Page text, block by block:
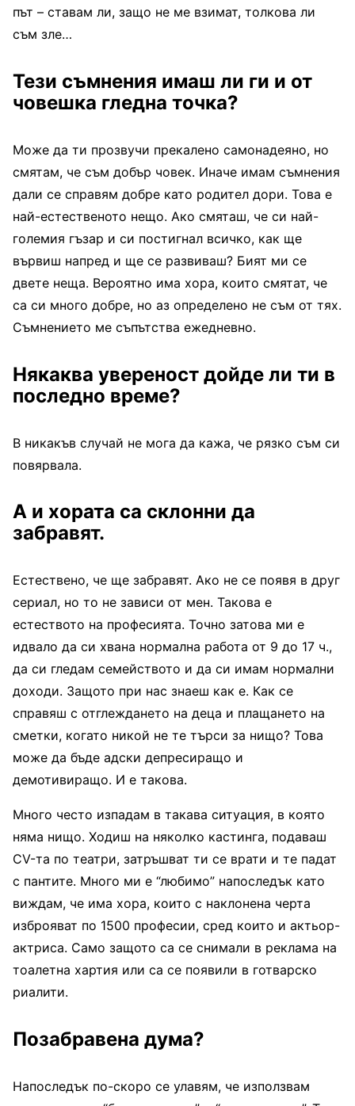
път – ставам ли, защо не ме взимат, толкова ли
съм зле…
Тези съмнения имаш ли ги и от
човешка гледна точка?
Може да ти прозвучи прекалено самонадеяно, но
смятам, че съм добър човек. Иначе имам съмнения
дали се справям добре като родител дори. Това е
най-естественото нещо. Ако смяташ, че си най-
големия гъзар и си постигнал всичко, как ще
вървиш напред и ще се развиваш? Бият ми се
двете неща. Вероятно има хора, които смятат, че
са си много добре, но аз определено не съм от тях.
Съмнението ме съпътства ежедневно.
Някаква увереност дойде ли ти в
последно време?
В никакъв случай не мога да кажа, че рязко съм си
повярвала.
А и хората са склонни да
забравят.
Естествено, че ще забравят. Ако не се появя в друг
сериал, но то не зависи от мен. Такова е
естеството на професията. Точно затова ми е
идвало да си хвана нормална работа от 9 до 17 ч.,
да си гледам семейството и да си имам нормални
доходи. Защото при нас знаеш как е. Как се
справяш с отглеждането на деца и плащането на
сметки, когато никой не те търси за нищо? Това
може да бъде адски депресиращо и
демотивиращо. И е такова.
Много често изпадам в такава ситуация, в която
няма нищо. Ходиш на няколко кастинга, подаваш
CV-та по театри, затръшват ти се врати и те падат
с пантите. Много ми е “любимо” напоследък като
виждам, че има хора, които с наклонена черта
изброяват по 1500 професии, сред които и актьор-
актриса. Само защото са се снимали в реклама на
тоалетна хартия или са се появили в готварско
риалити.
Позабравена дума?
Напоследък по-скоро се улавям, че използвам